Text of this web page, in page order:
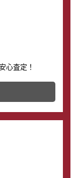
心査定！
、時計販売の
に新しい時計